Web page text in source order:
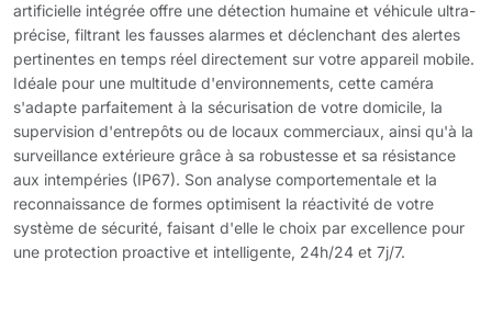
artificielle intégrée offre une détection humaine et véhicule ultra-
précise, filtrant les fausses alarmes et déclenchant des alertes
pertinentes en temps réel directement sur votre appareil mobile.
Idéale pour une multitude d'environnements, cette caméra
s'adapte parfaitement à la sécurisation de votre domicile, la
supervision d'entrepôts ou de locaux commerciaux, ainsi qu'à la
surveillance extérieure grâce à sa robustesse et sa résistance
aux intempéries (IP67). Son analyse comportementale et la
reconnaissance de formes optimisent la réactivité de votre
système de sécurité, faisant d'elle le choix par excellence pour
une protection proactive et intelligente, 24h/24 et 7j/7.